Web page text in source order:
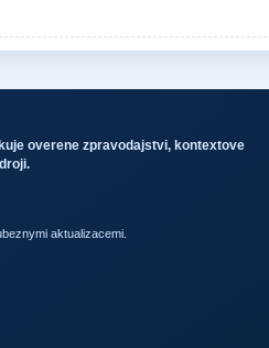
overene zpravodajstvi, kontextove
aktualizacemi.